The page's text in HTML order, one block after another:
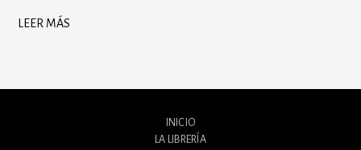
LEER MÁS
INICIO
LA LIBRERÍA